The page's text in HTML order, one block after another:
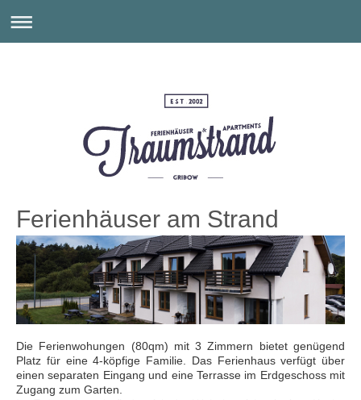
Ferienhäuser am Strand
Die Ferienwohungen (80qm) mit 3 Zimmern bietet genügend
Platz für eine 4-köpfige Familie. Das Ferienhaus verfügt über
einen separaten Eingang und eine Terrasse im Erdgeschoss mit
Zugang zum Garten.